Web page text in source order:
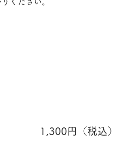
1,300円（税込）